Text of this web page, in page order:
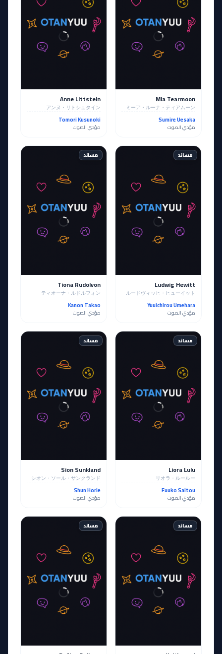
Mia Tearmoon
ミーア・ルーナ・ティアムーン
Sumire Uesaka
مؤدي الصوت
Anne Littstein
アンヌ・リトシュタイン
Tomori Kusunoki
مؤدي الصوت
مساند
Ludwig Hewitt
ルードヴィッヒ・ヒューイット
Yuuichirou Umehara
مؤدي الصوت
مساند
Tiona Rudolvon
ティオーナ・ルドルフォン
Kanon Takao
مؤدي الصوت
مساند
Liora Lulu
リオラ・ルールー
Fuuko Saitou
مؤدي الصوت
مساند
Sion Sunkland
シオン・ソール・サンクランド
Shun Horie
مؤدي الصوت
مساند مساند